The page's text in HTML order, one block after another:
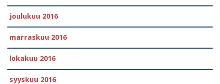
joulukuu 2016
marraskuu 2016
lokakuu 2016
syyskuu 2016